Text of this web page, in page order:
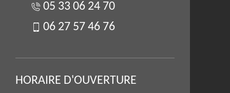
05 33 06 24 70
06 27 57 46 76
HORAIRE D'OUVERTURE